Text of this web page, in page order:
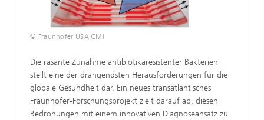
© Fraunhofer USA CMI
Die rasante Zunahme antibiotikaresistenter Bakterien
stellt eine der drängendsten Herausforderungen für die
globale Gesundheit dar. Ein neues transatlantisches
Fraunhofer-Forschungsprojekt zielt darauf ab, diesen
Bedrohungen mit einem innovativen Diagnoseansatz zu